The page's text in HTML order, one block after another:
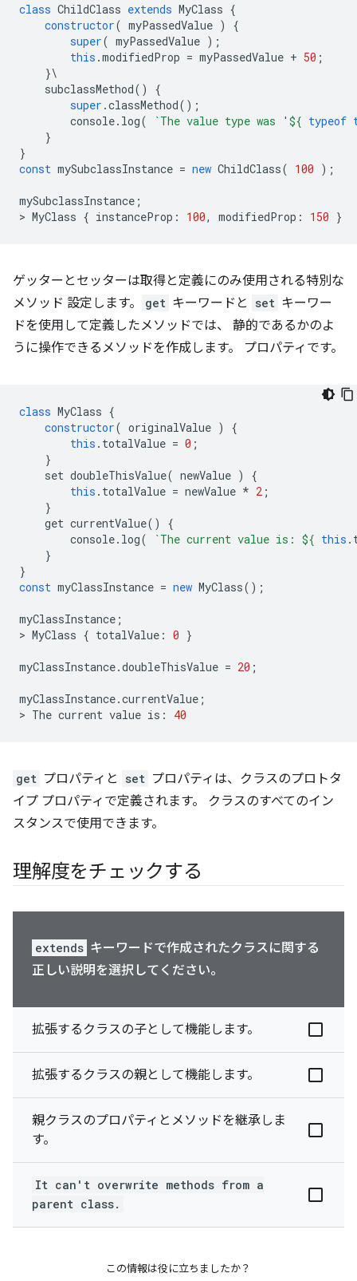
class ChildClass extends MyClass {
constructor( myPassedValue )
{
super( myPassedValue );
this .modifiedProp = myPassedValue + 50 ;
}\
subclassMethod()
{
super .classMethod();
console. log( `The value type was ' ${ typeof
}
}
const mySubclassInstance = new ChildClass( 100 );
mySubclassInstance ;
> MyClass { instanceProp : 100, modifiedProp : 150 }
ゲッターとセッターは取得と定義にのみ使用される特別な
メソッド 設定します。
get キーワードと set キーワー
ドを使用して定義したメソッドでは、 静的であるかのよ
うに操作できるメソッドを作成します。 プロパティです。
class MyClass {
constructor( originalValue )
{
this . totalValue = 0 ;
}
set doubleThisValue( newValue )
{
this . totalValue = newValue * 2 ;
}
get currentValue()
{
console. log( `The current value is: ${ this .
}
}
const myClassInstance = new MyClass();
myClassInstance ;
> MyClass { totalValue : 0 }
myClassInstance.doubleThisValue = 20 ;
myClassInstance.currentValue ;
> The current value is : 40
get プロパティと set プロパティは、クラスのプロトタ
イプ プロパティで定義されます。 クラスのすべてのイン
スタンスで使用できます。
理解度をチェックする
extends キーワードで作成されたクラスに関する
正しい説明を選択してください。
拡張するクラスの子として機能します。
拡張するクラスの親として機能します。
親クラスのプロパティとメソッドを継承しま
す。
It can't overwrite methods from a
parent class.
この情報は役に立ちましたか？